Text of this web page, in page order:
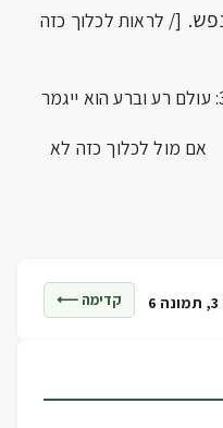
[/ לראות לכלוך כזה
כזה לא
קדימה ⟵